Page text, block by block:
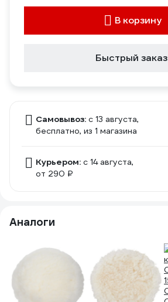
В корзину
Быстрый заказ
Самовывоз: c 13 августа,
бесплатно, из 1 магазина
Курьером: c 14 августа,
от 290 ₽
Аналоги